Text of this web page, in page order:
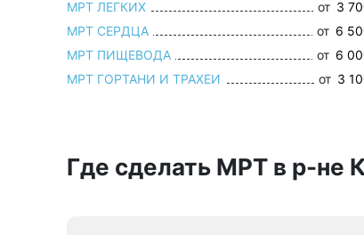
МРТ ЛЕГКИХ от 3
МРТ СЕРДЦА
от 6
МРТ ПИЩЕВОДА
от 6
МРТ ГОРТАНИ И ТРАХЕИ
от 3
Где сделать МРТ в р-не